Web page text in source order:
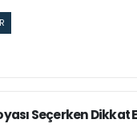
Seçerken Dikkat